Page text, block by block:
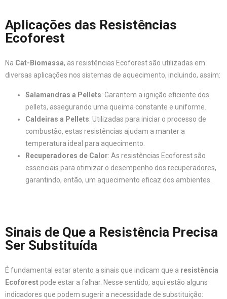
Aplicações das Resistências
Ecoforest
Na Cat-Biomassa, as resistências Ecoforest são utilizadas em
diversas aplicações nos sistemas de aquecimento, incluindo, assim:
Salamandras a Pellets: Garantem a ignição eficiente dos
pellets, assegurando uma queima constante e uniforme.
Caldeiras a Pellets: Utilizadas para iniciar o processo de
combustão, estas resistências ajudam a manter a
temperatura ideal para aquecimento.
Recuperadores de Calor: As resistências Ecoforest são
essenciais para otimizar o desempenho dos recuperadores,
garantindo, então, um aquecimento eficaz dos ambientes.
Sinais de Que a Resistência Precisa
Ser Substituída
É fundamental estar atento a sinais que indicam que a resistência
Ecoforestpode estar a falhar. Nesse sentido, aqui estão alguns
indicadores que podem sugerir a necessidade de substituição: